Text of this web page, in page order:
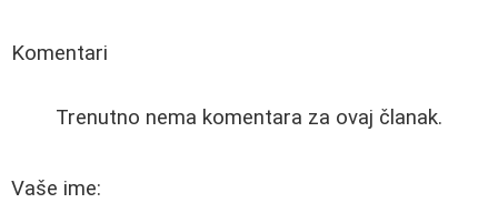
Komentari
Trenutno nema komentara za ovaj članak.
Vaše ime: